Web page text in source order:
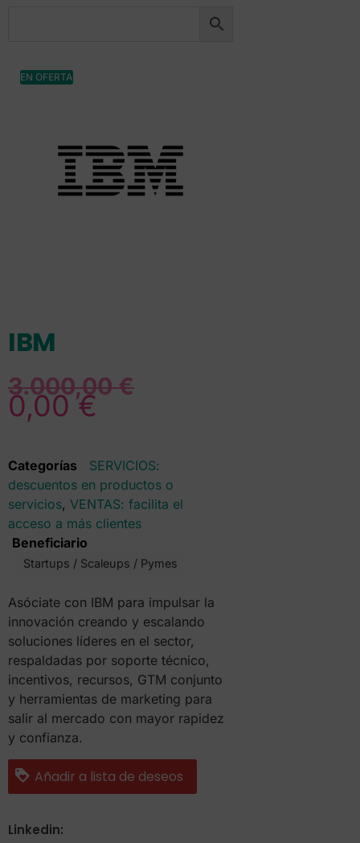
EN OFERTA
IBM
3.000,00€
0,00€
Categorías
SERVICIOS:
descuentos en productos o
servicios, VENTAS: facilita el
acceso a más clientes
Beneficiario
Startups / Scaleups / Pymes
Asóciate con IBM para impulsar la
innovación creando y escalando
soluciones líderes en el sector,
respaldadas por soporte técnico,
incentivos, recursos, GTM conjunto
y herramientas de marketing para
salir al mercado con mayor rapidez
y confianza.
Añadir a lista de deseos
Linkedin: